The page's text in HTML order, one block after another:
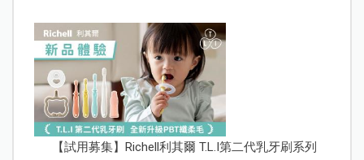
【試用募集】Richell利其爾 T.L.I第二代乳牙刷系列